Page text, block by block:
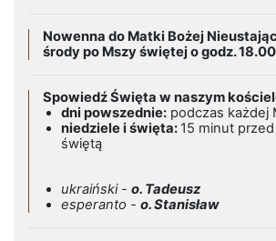
Nowenna do Matki Bożej
środy po Mszy świętej o godz. 18.00
Spowiedź Święta w naszym
dni powszednie: podczas każdej
niedziele i święta: 15 minut
świętą
ukraiński - o. Tadeusz
esperanto - o. Stanisław